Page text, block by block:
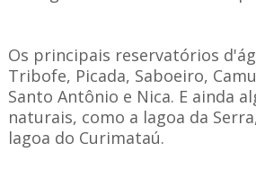
Os principais reservatórios
Tribofe, Picada, Saboeiro,
Santo Antônio e Nica. E ainda
naturais, como a lagoa da
lagoa do Curimataú.